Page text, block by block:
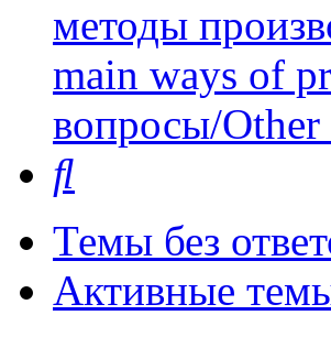
методы
main ways of
вопросы/Other
Темы без
Активные